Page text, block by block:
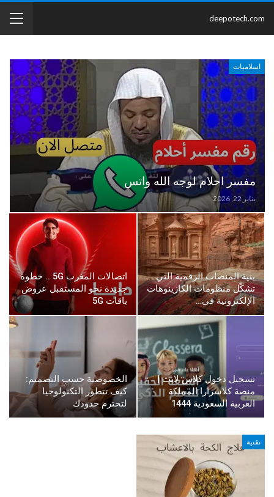
deepotech.com
اسلاميات
مفسر احلام لوجه الله واتس
يناير 22, 2026
بنية المنصات الرقمية التي
تشكّل منظومات الكازينوهات
الإلكترونية في…
اتصالات المغرب 5G .. خطوة
جديدة نحو المستقبل عروض
باقات 5G
تسجيل دخول كلاس لايت |
منصة كلاسرارا المملكة
العربية السعودية 1444
الخصوصية حسب التصميم:
كيف تتطور التكنولوجيا
لتحترم حدودك
تقنية